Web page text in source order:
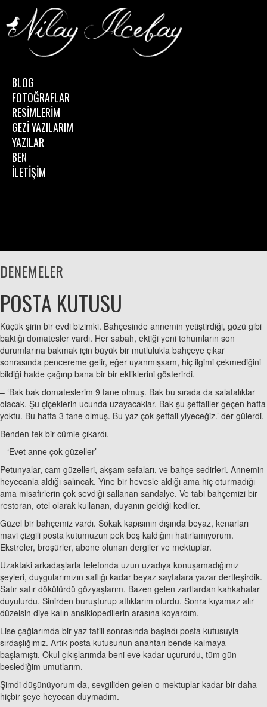
BLOG
FOTOĞRAFLAR
RESİMLERİM
GEZİ YAZILARIM
YAZILAR
BEN
İLETİŞİM
DENEMELER
POSTA KUTUSU
Küçük şirin bir evdi bizimki. Bahçesinde annemin yetiştirdiği, gözü gibi
baktığı domatesler vardı. Her sabah, ektiği yeni tohumların son
durumlarına bakmak için büyük bir mutlulukla bahçeye çıkar
sonrasında pencereme gelir, eğer uyanmışsam, hiç ilgimi çekmediğini
bildiği halde çağırıp bana bir bir ektiklerini gösterirdi.
– ‘Bak bak domateslerim 9 tane olmuş. Bak bu sırada da salatalıklar
olacak. Şu çiçeklerin ucunda uzayacaklar. Bak şu şeftaliler geçen hafta
yoktu. Bu hafta 3 tane olmuş. Bu yaz çok şeftali yiyeceğiz.’ der gülerdi.
Benden tek bir cümle çıkardı.
– ‘Evet anne çok güzeller’
Petunyalar, cam güzelleri, akşam sefaları, ve bahçe sedirleri. Annemin
heyecanla aldığı salıncak. Yine bir hevesle aldığı ama hiç oturmadığı
ama misafirlerin çok sevdiği sallanan sandalye. Ve tabi bahçemizi bir
restoran, otel olarak kullanan, duyanın geldiği kediler.
Güzel bir bahçemiz vardı. Sokak kapısının dışında beyaz, kenarları
mavi çizgili posta kutumuzun pek boş kaldığını hatırlamıyorum.
Ekstreler, broşürler, abone olunan dergiler ve mektuplar.
Uzaktaki arkadaşlarla telefonda uzun uzadıya konuşamadığımız
şeyleri, duygularımızın saflığı kadar beyaz sayfalara yazar dertleşirdik.
Satır satır dökülürdü gözyaşlarım. Bazen gelen zarflardan kahkahalar
duyulurdu. Sinirden buruşturup attıklarım olurdu. Sonra kıyamaz alır
düzelsin diye kalın ansiklopedilerin arasına koyardım.
Lise çağlarımda bir yaz tatili sonrasında başladı posta kutusuyla
sırdaşlığımız. Artık posta kutusunun anahtarı bende kalmaya
başlamıştı. Okul çıkışlarımda beni eve kadar uçururdu, tüm gün
beslediğim umutlarım.
Şimdi düşünüyorum da, sevgiliden gelen o mektuplar kadar bir daha
hiçbir şeye heyecan duymadım.